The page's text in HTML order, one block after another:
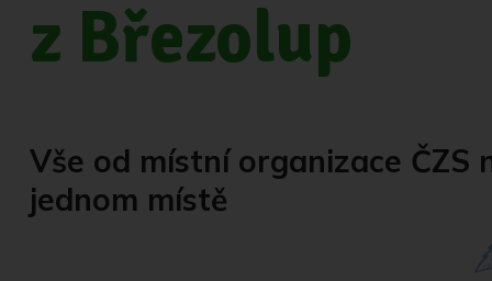
z Březolup
Vše od místní organizace ČZS
jednom místě